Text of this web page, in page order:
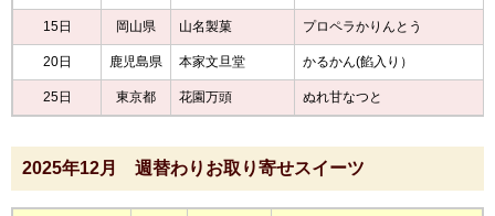
15日 岡山県 山名製菓 プロペラかりんとう
20日 鹿児島県 本家文旦堂 かるかん(餡入り）
25日 東京都 花園万頭 ぬれ甘なつと
2025年12月 週替わりお取り寄せスイーツ